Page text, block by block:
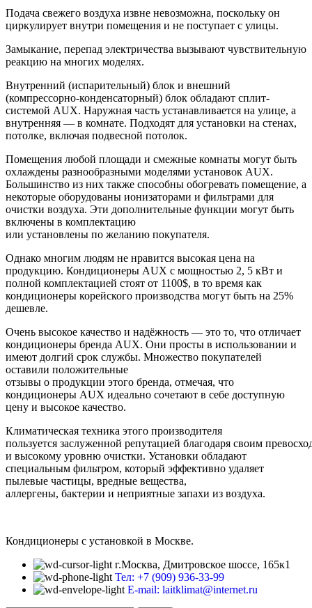
Подача свежего воздуха извне невозможна, поскольку он
циркулирует внутри помещения и не поступает с улицы.
Замыкание, перепад электричества вызывают чувствительную
реакцию на многих моделях.
Внутренний (испарительный) блок и внешний
(компрессорно-конденсаторный) блок обладают сплит-
системой AUX. Наружная часть устанавливается на улице, а
внутренняя — в комнате. Подходят для установки на стенах,
потолке, включая подвесной потолок.
Помещения любой площади и смежные комнаты могут быть
охлаждены разнообразными моделями установок AUX.
Большинство из них также способны обогревать помещение, а
некоторые оборудованы ионизаторами и фильтрами для
очистки воздуха. Эти дополнительные функции могут быть
включены в комплектацию
или установлены по желанию покупателя.
Однако многим людям не нравится высокая цена на
продукцию. Кондиционеры AUX с мощностью 2, 5 кВт и
полной комплектацией стоят от 1100$, в то время как
кондиционеры корейского производства могут быть на 25%
дешевле.
Очень высокое качество и надёжность — это то, что отличает
кондиционеры бренда AUX. Они просты в использовании и
имеют долгий срок службы. Множество покупателей
оставили положительные
отзывы о продукции этого бренда, отмечая, что
кондиционеры AUX идеально сочетают в себе доступную
цену и высокое качество.
Климатическая техника этого производителя
пользуется заслуженной репутацией благодаря своим
и высокому уровню очистки. Установки обладают
специальным фильтром, который эффективно удаляет
пылевые частицы, вредные вещества,
аллергены, бактерии и неприятные запахи из воздуха.
Кондиционеры с установкой в Москве.
г.Москва, Дмитровское шоссе, 165к1
Тел: +7 (909) 936-33-99
E-mail: laitklimat@internet.ru